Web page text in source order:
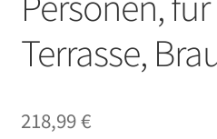
Terrasse,
218,99€